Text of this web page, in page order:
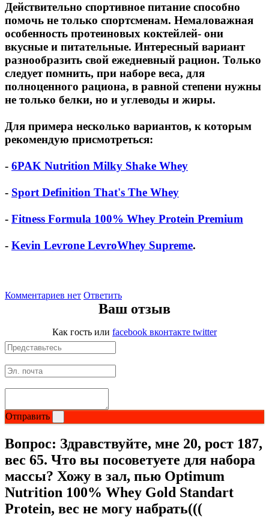
Действительно спортивное питание способно
помочь не только спортсменам. Немаловажная
особенность протеиновых коктейлей- они
вкусные и питательные. Интересный вариант
разнообразить свой ежедневный рацион. Только
следует помнить, при наборе веса, для
полноценного рациона, в равной степени нужны
не только белки, но и углеводы и жиры.
Для примера несколько вариантов, к которым
рекомендую присмотреться:
- 6PAK Nutrition Milky Shake Whey
- Sport Definition That's The Whey
- Fitness Formula 100% Whey Protein Premium
- Kevin Levrone LevroWhey Supreme.
Комментариев нет Ответить
Ваш отзыв
Как гость или facebook вконтакте twitter
Отправить
Вопрос: Здравствуйте, мне 20, рост 187,
вес 65. Что вы посоветуете для набора
массы? Хожу в зал, пью Optimum
Nutrition 100% Whey Gold Standart
Protein, вес не могу набрать(((